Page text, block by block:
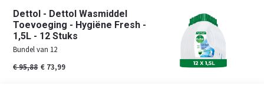
Dettol - Dettol Wasmiddel
Toevoeging - Hygiëne Fresh -
1,5L - 12 Stuks
Bundel van 12
€ 95,88 € 73,99